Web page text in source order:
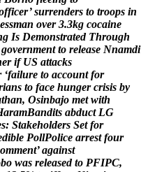
fficer’ surrenders to troops in
essman over 3.3kg cocaine
g Is Demonstrated Through
government to release Nnamdi
er if US attacks
‘failure to account for
ians to face hunger crisis by
than, Osinbajo met with
aramBandits abduct LG
s: Stakeholders Set for
dible PollPolice arrest four
omment’ against
bo was released to PFIPC,